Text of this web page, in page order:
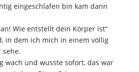
eingeschlafen bin kam dann
Wie entstellt dein Körper ist“
in dem ich mich in einem völlig
wach und wusste sofort, das war